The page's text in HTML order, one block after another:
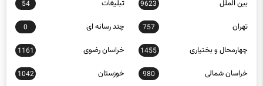
تهران 757 چند رسانه ای 0
چهارمحال و بختیاری 1455 خراسان رضوی 1161
خراسان شمالی 980 خوزستان 1042
زنجان 653 سبک زندگی 397